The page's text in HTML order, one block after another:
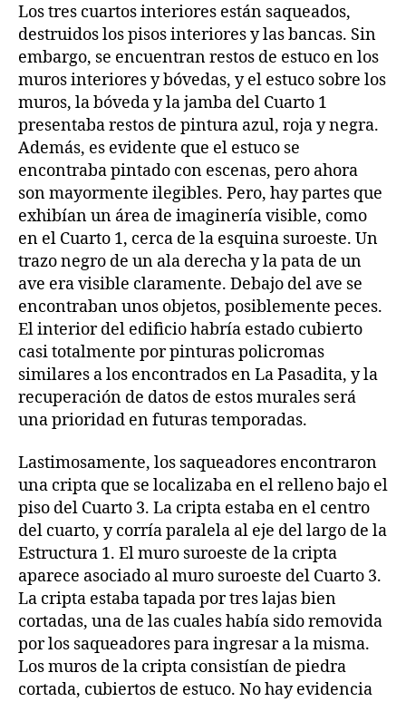
Los tres cuartos interiores están saqueados,
destruidos los pisos interiores y las bancas. Sin
embargo, se encuentran restos de estuco en los
muros interiores y bóvedas, y el estuco sobre los
muros, la bóveda y la jamba del Cuarto 1
presentaba restos de pintura azul, roja y negra.
Además, es evidente que el estuco se
encontraba pintado con escenas, pero ahora
son mayormente ilegibles. Pero, hay partes que
exhibían un área de imaginería visible, como
en el Cuarto 1, cerca de la esquina suroeste. Un
trazo negro de un ala derecha y la pata de un
ave era visible claramente. Debajo del ave se
encontraban unos objetos, posiblemente peces.
El interior del edificio habría estado cubierto
casi totalmente por pinturas policromas
similares a los encontrados en La Pasadita, y la
recuperación de datos de estos murales será
una prioridad en futuras temporadas.
Lastimosamente, los saqueadores encontraron
una cripta que se localizaba en el relleno bajo el
piso del Cuarto 3. La cripta estaba en el centro
del cuarto, y corría paralela al eje del largo de la
Estructura 1. El muro suroeste de la cripta
aparece asociado al muro suroeste del Cuarto 3.
La cripta estaba tapada por tres lajas bien
cortadas, una de las cuales había sido removida
por los saqueadores para ingresar a la misma.
Los muros de la cripta consistían de piedra
cortada, cubiertos de estuco. No hay evidencia